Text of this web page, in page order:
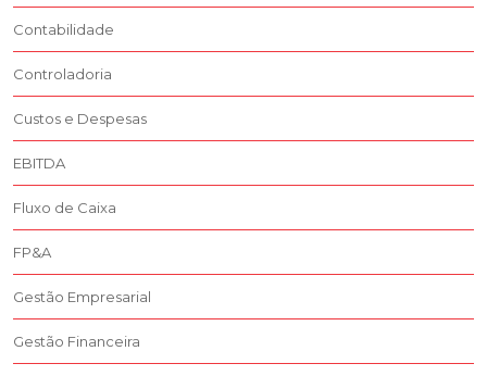
Contabilidade
Controladoria
Custos e Despesas
EBITDA
Fluxo de Caixa
FP&A
Gestão Empresarial
Gestão Financeira